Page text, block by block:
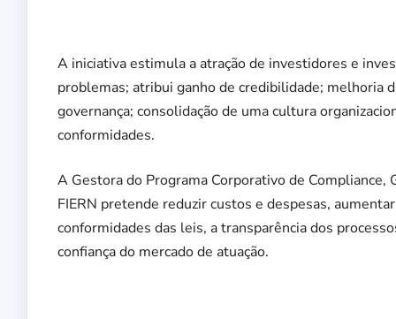
A iniciativa estimula a atração de investidores e
problemas; atribui ganho de credibilidade; melhoria
governança; consolidação de uma cultura
conformidades.
A Gestora do Programa Corporativo de Compliance,
FIERN pretende reduzir custos e despesas,
conformidades das leis, a transparência dos
confiança do mercado de atuação.